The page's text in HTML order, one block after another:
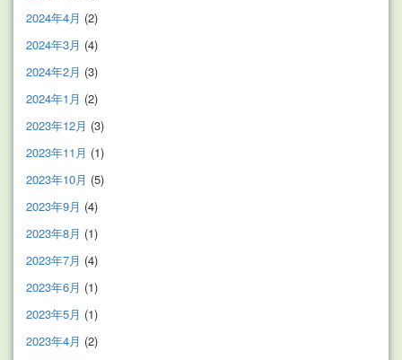
2024年4月 (2)
2024年3月 (4)
2024年2月 (3)
2024年1月 (2)
2023年12月 (3)
2023年11月 (1)
2023年10月 (5)
2023年9月 (4)
2023年8月 (1)
2023年7月 (4)
2023年6月 (1)
2023年5月 (1)
2023年4月 (2)